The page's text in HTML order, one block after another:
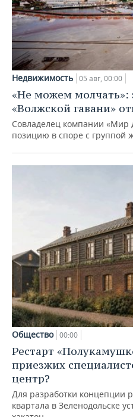
Недвижимость 05 авг, 00:00
«Не можем молчать»:
«Волжской гавани»
Совладелец компании «Мир
позицию в споре с группой
Общество 00:00
Рестарт
приезжих
центр?
Для разработки концепции
квартала в Зеленодольске